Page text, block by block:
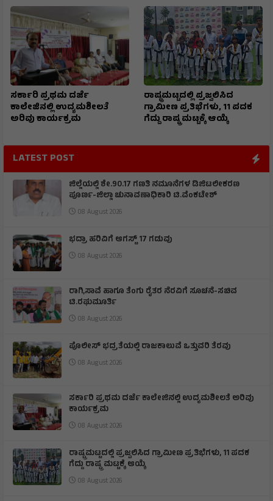
ಸರ್ಕಾರಿ ಪ್ರಥಮ ದರ್ಜೆ
ಕಾಲೇಜಿನಲ್ಲಿ ಉದ್ಯಮಶೀಲತೆ
ಅರಿವು ಕಾರ್ಯಕ್ರಮ
ರಾಷ್ಟ್ರಮಟ್ಟದಲ್ಲಿ ಪ್ರಜ್ವಲಿಸಿದ
ಗ್ರಾಮೀಣ ಪ್ರತಿಭೆಗಳು, 11 ಪದಕ
ಗೆದ್ದು ರಾಷ್ಟ್ರ ಮಟ್ಟಕ್ಕೆ ಆಯ್ಕೆ
LATEST POST
ಜಿಲ್ಲೆಯಲ್ಲಿ ಶೇ.90.17 ಗಣತಿ ನಮೂನೆಗಳ ಡಿಜಿಟಲೀಕರಣ
ಪೂರ್ಣ-ಜಿಲ್ಲಾ ಚುನಾವಣಾಧಿಕಾರಿ ಟಿ.ವೆಂಕಟೇಶ್
08 August 2026
ಭದ್ರಾ ಹರಿವಿಗೆ ಆಗಸ್ಟ್ 17 ಗಡುವು
08 August 2026
ರಾಗಿ,ಸಾವೆ ಹಾಗೂ ತೆಂಗು ರೈತರ ನೆರವಿಗೆ ಸೂಚನೆ-ಸಚಿವ
ಟಿ.ರಘುಮೂರ್ತಿ
08 August 2026
ಪೊಲೀಸ್ ಭದ್ರತೆಯಲ್ಲಿ ರಾಜಕಾಲುವೆ ಒತ್ತುವರಿ ತೆರವು
08 August 2026
ಸರ್ಕಾರಿ ಪ್ರಥಮ ದರ್ಜೆ ಕಾಲೇಜಿನಲ್ಲಿ ಉದ್ಯಮಶೀಲತೆ ಅರಿವು
ಕಾರ್ಯಕ್ರಮ
08 August 2026
ರಾಷ್ಟ್ರಮಟ್ಟದಲ್ಲಿ ಪ್ರಜ್ವಲಿಸಿದ ಗ್ರಾಮೀಣ ಪ್ರತಿಭೆಗಳು, 11 ಪದಕ
ಗೆದ್ದು ರಾಷ್ಟ್ರ ಮಟ್ಟಕ್ಕೆ ಆಯ್ಕೆ
08 August 2026